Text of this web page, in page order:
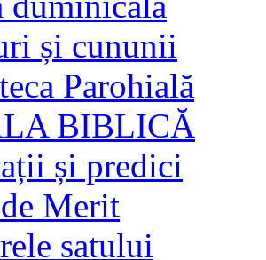
și cununii
Parohială
BIBLICĂ
și predici
Merit
satului